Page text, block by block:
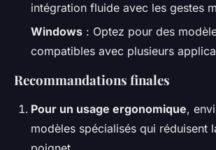
intégration fluide avec les gestes
Windows : Optez pour des
compatibles avec plusieurs
Recommandations finales
Pour un usage ergonomique,
modèles spécialisés qui réduisent